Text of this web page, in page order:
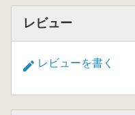
レビュー
レビューを書く